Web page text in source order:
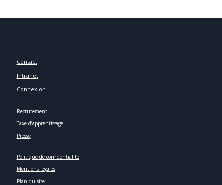
Contact
Intranet
Connexion
Recrutement
Taxe d’apprentissage
Presse
Politique de confidentialité
Mentions légales
Plan du site